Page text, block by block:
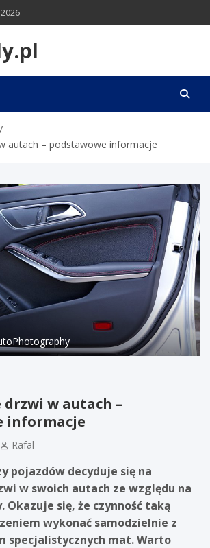
autach – podstawowe informacje
drzwi w autach –
informacje
Rafal
pojazdów decyduje się na
w swoich autach ze względu na
Okazuje się, że czynność taką
wykonać samodzielnie z
specjalistycznych mat. Warto